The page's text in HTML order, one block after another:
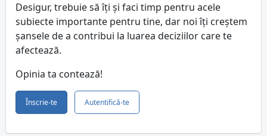
Desigur, trebuie să îți și faci timp pentru acele
subiecte importante pentru tine, dar noi îți creștem
șansele de a contribui la luarea deciziilor care te
afectează.
Opinia ta contează!
Înscrie-te Autentifică-te